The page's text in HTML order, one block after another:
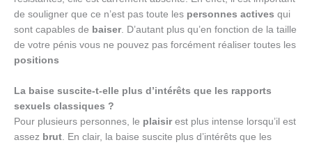
de souligner que ce n’est pas toute les personnes actives qui
sont capables de baiser. D’autant plus qu’en fonction de la taille
de votre pénis vous ne pouvez pas forcément réaliser toutes les
positions
La baise suscite-t-elle plus d’intérêts que les rapports
sexuels classiques ?
Pour plusieurs personnes, le plaisirest plus intense lorsqu’il est
assez brut. En clair, la baise suscite plus d’intérêts que les